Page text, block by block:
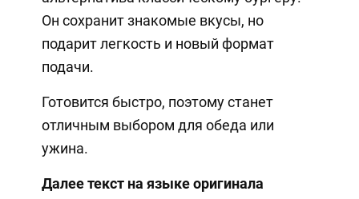
Он сохранит знакомые вкусы, но
подарит легкость и новый формат
подачи.
Готовится быстро, поэтому станет
отличным выбором для обеда или
ужина.
Далее текст на языке оригинала